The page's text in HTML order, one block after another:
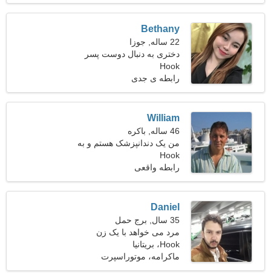
Bethany
22 ساله, جوزا
دختری به دنبال دوست پسر
Hook
رابطه ی جدی
William
46 ساله, باکره
من یک دندانپزشک هستم و به
دنبال یک زن شگفت انگیز
هستم
Hook
رابطه واقعی
Daniel
35 سال, برج حمل
مرد می خواهد با یک زن
ملاقات کند
Hook، بریتانیا
ماکرامه، موتوراسپرت